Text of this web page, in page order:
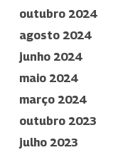
outubro 2024
agosto 2024
junho 2024
maio 2024
março 2024
outubro 2023
julho 2023